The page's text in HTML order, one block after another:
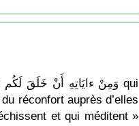
réconfort auprès d’elles
et qui méditent »